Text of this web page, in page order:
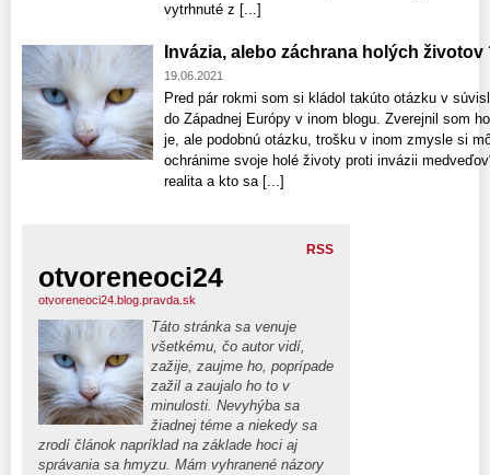
vytrhnuté z [...]
Invázia, alebo záchrana holých životov
19.06.2021
Pred pár rokmi som si kládol takúto otázku v
do Západnej Európy v inom blogu. Zverejnil som
je, ale podobnú otázku, trošku v inom zmysle si
ochránime svoje holé životy proti invázii
realita a kto sa [...]
RSS
otvoreneoci24
otvoreneoci24.blog.pravda.sk
Táto stránka sa venuje
všetkému, čo autor vidí,
zažije, zaujme ho, poprípade
zažil a zaujalo ho to v
minulosti. Nevyhýba sa
žiadnej téme a niekedy sa
zrodí článok napríklad na základe hoci aj
správania sa hmyzu. Mám vyhranené názory